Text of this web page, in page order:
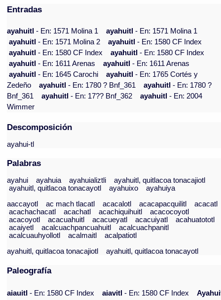
Entradas
ayahuitl- En: 1571 Molina 1 ayahuitl- En: 1571 Molina 1
ayahuitl- En: 1571 Molina 2 ayahuitl- En: 1580 CF Index
ayahuitl- En: 1580 CF Index ayahuitl- En: 1580 CF Index
ayahuitl- En: 1611 Arenas ayahuitl- En: 1611 Arenas
ayahuitl- En: 1645 Carochi ayahuitl- En: 1765 Cortés y
Zedeño
ayahuitl- En: 1780 ? Bnf_361 ayahuitl- En: 1780 ?
Bnf_361
ayahuitl- En: 17?? Bnf_362 ayahuitl- En: 2004
Wimmer
Descomposición
ayahui-tl
Palabras
ayahui ayahuia ayahuializtli
ayahuitl, quitlacoa tonacajiotl
ayahuitl, quitlacoa tonacayotl
ayahuixo
ayahuiya
aaccayotl
ac mach tlacatl acacalotl acacapacquilitl
acacatl
acachachacatl
acachatl acachiquihuitl
acacocoyotl
acacoyotl
acacuahuitl acacueyatl acacuiyatl
acahuatototl
acaiyetl
acalcuachpancuahuitl
acalcuachpanitl
acalcuauhyollotl
acalmaitl
acalpatiotl
ayahuitl, quitlacoa tonacajiotl
ayahuitl, quitlacoa tonacayotl
Paleografía
aiauitl - En: 1580 CF Index aiavitl - En: 1580 CF Index